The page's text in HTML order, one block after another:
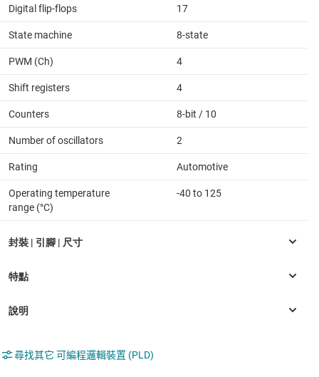
Digital flip-flops 17
State machine 8-state
PWM (Ch) 4
Shift registers 4
Counters 8-bit / 10
Number of oscillators 2
Rating Automotive
Operating temperature
range (°C)
-40 to 125
尋找其它 可編程邏輯裝置 (PLD)